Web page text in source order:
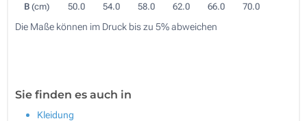
B (cm) 50.0 54.0 58.0 62.0 66.0 70.0
Die Maße können im Druck bis zu 5% abweichen
Sie finden es auch in
Kleidung